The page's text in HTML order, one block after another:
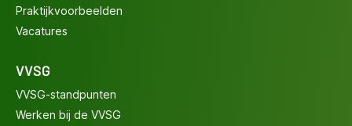
Praktijkvoorbeelden
Vacatures
VVSG
VVSG-standpunten
Werken bij de VVSG